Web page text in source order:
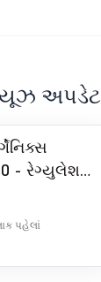
અપડેટ
- રેગ્યુલેશન
-
પહેલાં